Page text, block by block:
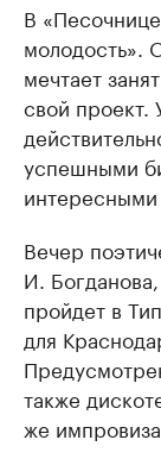
В
молодость».
мечтает
свой проект.
успешными
Вечер
И.
пройдет в
для
также
же